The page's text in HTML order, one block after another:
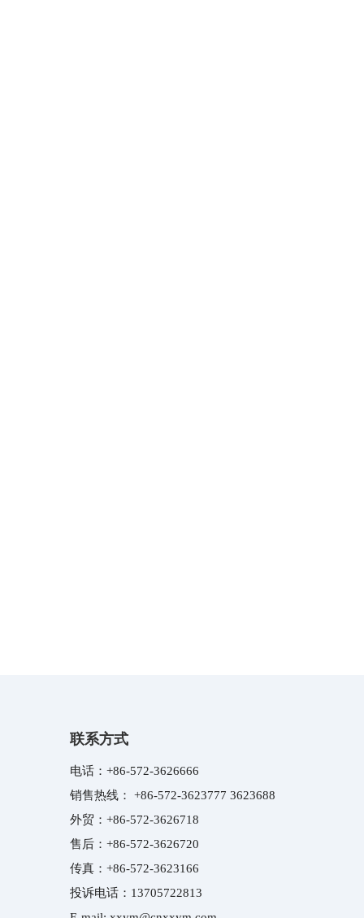
联系方式
电话： +86-572-3626666
销售热线： +86-572-3623777 3623688
外贸： +86-572-3626718
售后： +86-572-3626720
传真： +86-572-3623166
投诉电话： 13705722813